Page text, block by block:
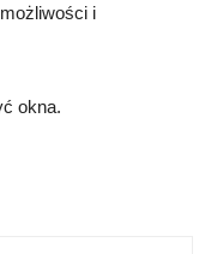
i
okna.